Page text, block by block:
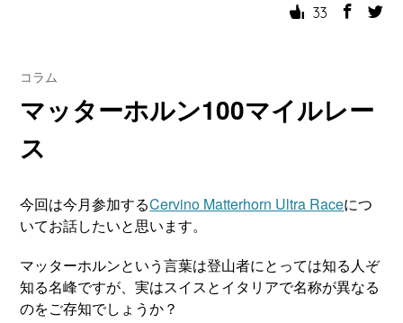
33
コラム
マッターホルン100マイルレー
ス
今回は今月参加するCervino Matterhorn Ultra Raceにつ
いてお話したいと思います。
マッターホルンという言葉は登山者にとっては知る人ぞ
知る名峰ですが、実はスイスとイタリアで名称が異なる
のをご存知でしょうか？